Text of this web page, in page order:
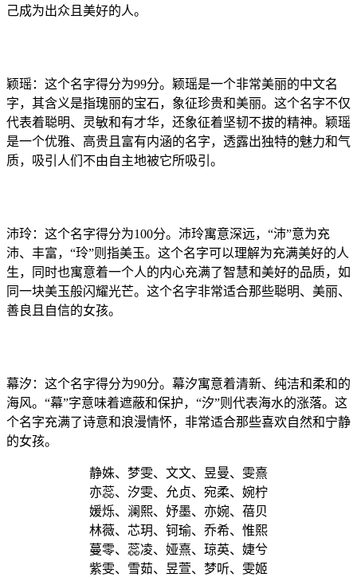
己成为出众且美好的人。
颖瑶：这个名字得分为99分。颖瑶是一个非常美丽的中文名
字，其含义是指瑰丽的宝石，象征珍贵和美丽。这个名字不仅
代表着聪明、灵敏和有才华，还象征着坚韧不拔的精神。颖瑶
是一个优雅、高贵且富有内涵的名字，透露出独特的魅力和气
质，吸引人们不由自主地被它所吸引。
沛玲：这个名字得分为100分。沛玲寓意深远，“沛”意为充
沛、丰富，“玲”则指美玉。这个名字可以理解为充满美好的人
生，同时也寓意着一个人的内心充满了智慧和美好的品质，如
同一块美玉般闪耀光芒。这个名字非常适合那些聪明、美丽、
善良且自信的女孩。
幕汐：这个名字得分为90分。幕汐寓意着清新、纯洁和柔和的
海风。“幕”字意味着遮蔽和保护，“汐”则代表海水的涨落。这
个名字充满了诗意和浪漫情怀，非常适合那些喜欢自然和宁静
的女孩。
静姝、梦雯、文文、昱曼、雯熹
亦蕊、汐雯、允贞、宛柔、婉柠
媛烁、澜熙、妤墨、亦婉、蓓贝
林薇、芯玥、钶瑜、乔希、惟熙
蔓零、蕊凌、娅熹、琼英、婕兮
紫雯、雪茹、昱萱、梦听、雯姬